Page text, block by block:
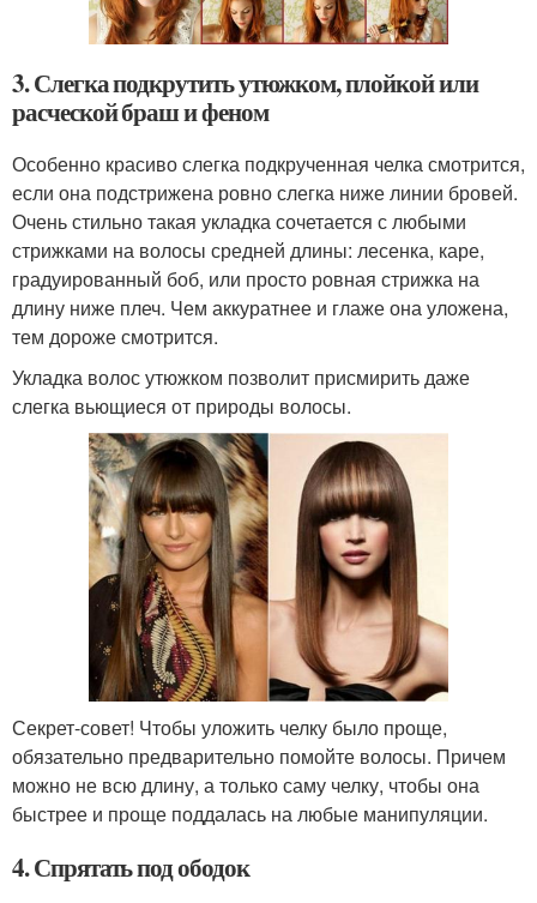
3. Слегка подкрутить утюжком, плойкой или
расческой браш и феном
Особенно красиво слегка подкрученная челка смотрится,
если она подстрижена ровно слегка ниже линии бровей.
Очень стильно такая укладка сочетается с любыми
стрижками на волосы средней длины: лесенка, каре,
градуированный боб, или просто ровная стрижка на
длину ниже плеч. Чем аккуратнее и глаже она уложена,
тем дороже смотрится.
Укладка волос утюжком позволит присмирить даже
слегка вьющиеся от природы волосы.
Секрет-совет! Чтобы уложить челку было проще,
обязательно предварительно помойте волосы. Причем
можно не всю длину, а только саму челку, чтобы она
быстрее и проще поддалась на любые манипуляции.
4. Спрятать под ободок